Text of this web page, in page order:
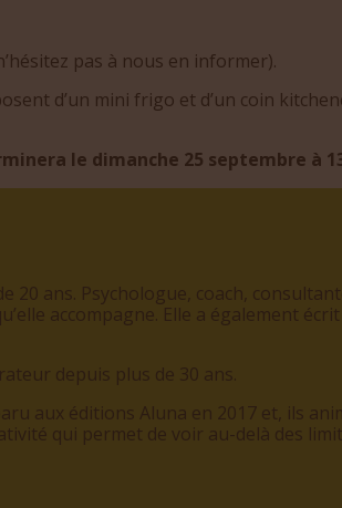
pas à nous en informer).
d’un mini frigo et d’un coin
le dimanche 25 septembre à
20 ans. Psychologue, coach,
’elle accompagne. Elle a également
depuis plus de 30 ans.
aux éditions Aluna en 2017 et, ils
é qui permet de voir au-delà des